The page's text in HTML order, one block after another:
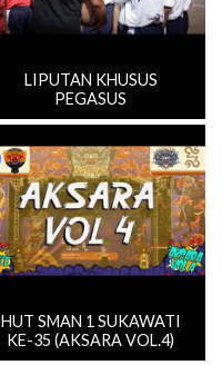
LIPUTAN KHUSUS
PEGASUS
HUT SMAN 1 SUKAWATI
KE-35 (AKSARA VOL.4)